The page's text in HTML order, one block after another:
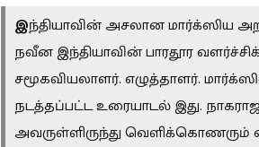
இந்தியாவின் அசலான மார்க்ஸிய
நவீன இந்தியாவின் பாரதூர
சமூகவியலாளர். எழுத்தாளர்.
நடத்தப்பட்ட உரையாடல் இது.
அவருள்ளிருந்து வெளிக்கொணரும்